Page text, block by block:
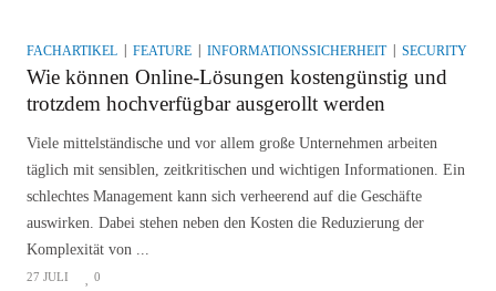
FACHARTIKEL FEATURE INFORMATIONSSICHERHEIT SECURITY
Wie können Online-Lösungen kostengünstig und
trotzdem hochverfügbar ausgerollt werden
Viele mittelständische und vor allem große Unternehmen arbeiten
täglich mit sensiblen, zeitkritischen und wichtigen Informationen. Ein
schlechtes Management kann sich verheerend auf die Geschäfte
auswirken. Dabei stehen neben den Kosten die Reduzierung der
Komplexität von ...
27 JULI 0